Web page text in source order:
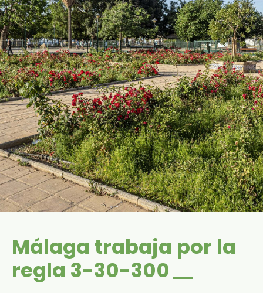
Málaga trabaja por la
regla 3-30-300